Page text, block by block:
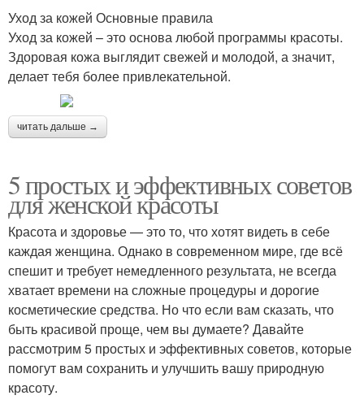
Уход за кожей Основные правила
Уход за кожей – это основа любой программы красоты.
Здоровая кожа выглядит свежей и молодой, а значит,
делает тебя более привлекательной.
читать дальше →
5 простых и эффективных советов
для женской красоты
Красота и здоровье — это то, что хотят видеть в себе
каждая женщина. Однако в современном мире, где всё
спешит и требует немедленного результата, не всегда
хватает времени на сложные процедуры и дорогие
косметические средства. Но что если вам сказать, что
быть красивой проще, чем вы думаете? Давайте
рассмотрим 5 простых и эффективных советов, которые
помогут вам сохранить и улучшить вашу природную
красоту.